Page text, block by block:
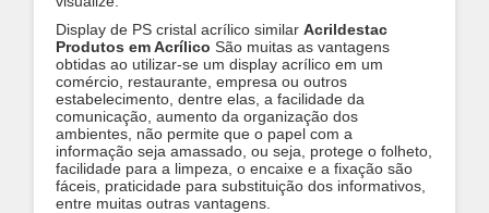
Display de PS cristal acrílico similar Acrildestac
Produtos em Acrílico São muitas as vantagens
obtidas ao utilizar-se um display acrílico em um
comércio, restaurante, empresa ou outros
estabelecimento, dentre elas, a facilidade da
comunicação, aumento da organização dos
ambientes, não permite que o papel com a
informação seja amassado, ou seja, protege o folheto,
facilidade para a limpeza, o encaixe e a fixação são
fáceis, praticidade para substituição dos informativos,
entre muitas outras vantagens.